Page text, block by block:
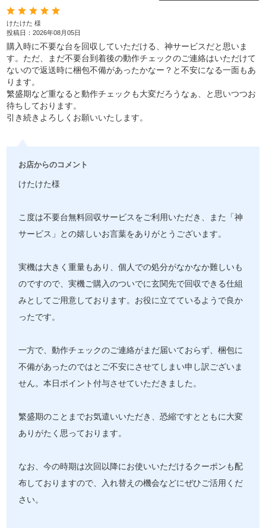
けたけた 様
投稿日：2026年08月05日
購入時に不要な台を回収していただける、神サービスだと思いま
す。ただ、まだ不要台到着後の動作チェックのご連絡はいただけて
ないので返送時に梱包不備があったかなー？と不安になる一面もあ
ります。
繁盛期など重なると動作チェックも大変だろうなぁ、と思いつつお
待ちしております。
引き続きよろしくお願いいたします。
お店からのコメント
けたけた様
こ度は不要台無料回収サービスをご利用いただき、また「神
サービス」との嬉しいお言葉をありがとうございます。
実機は大きく重量もあり、個人での処分がなかなか難しいも
のですので、実機ご購入のついでに玄関先で回収できる仕組
みとしてご用意しております。お役に立てているようで良か
ったです。
一方で、動作チェックのご連絡がまだ届いておらず、梱包に
不備があったのではとご不安にさせてしまい申し訳ございま
せん。本日ポイント付与させていただきました。
繁盛期のことまでお気遣いいただき、恐縮ですとともに大変
ありがたく思っております。
なお、今の時期は次回以降にお使いいただけるクーポンも配
布しておりますので、入れ替えの機会などにぜひご活用くだ
さい。